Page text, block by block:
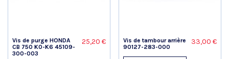
Vis de purge HONDA
CB 750 K0-K6 45109-
300-003
25,20 €
Vis de tambour arrière
90127-283-000
33,00 €